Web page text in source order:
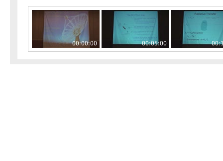
00:00:00 00:05:00